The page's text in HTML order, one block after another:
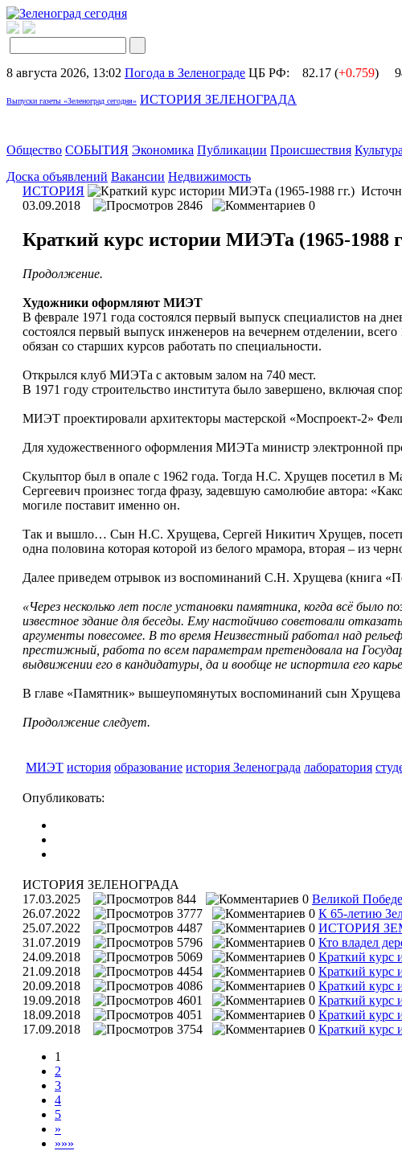
8 августа 2026, 13:02 Погода в Зеленограде ЦБ РФ: 82.17 (+0.759)
Выпуски газеты «Зеленоград сегодня» ИСТОРИЯ ЗЕЛЕНОГРАДА
Общество СОБЫТИЯ Экономика Публикации Происшествия Культура
Доска объявлений Вакансии Недвижимость
ИСТОРИЯ
03.09.2018
2846 0
Краткий курс истории МИЭТа (1965-1988
Продолжение.
Художники оформляют МИЭТ
В феврале 1971 года состоялся первый выпуск специалистов на
состоялся первый выпуск инженеров на вечернем отделении,
обязан со старших курсов работать по специальности.
Открылся клуб МИЭТа с актовым залом на 740 мест.
В 1971 году строительство института было завершено, включая
МИЭТ проектировали архитекторы мастерской «Моспроект-2»
Для художественного оформления МИЭТа министр электронной
Скульптор был в опале с 1962 года. Тогда Н.С. Хрущев посетил в
Сергеевич произнес тогда фразу, задевшую самолюбие автора:
могиле поставит именно он.
Так и вышло… Сын Н.С. Хрущева, Сергей Никитич Хрущев, посетил
одна половина которая которой из белого мрамора, вторая – из
Далее приведем отрывок из воспоминаний С.Н. Хрущева (книга
«Через несколько лет после установки памятника, когда всё было
известное здание для беседы. Ему настойчиво советовали
аргументы повесомее. В то время Неизвестный работал над
престижный, работа по всем параметрам претендовала на
выдвижении его в кандидатуры, да и вообще не испортила его
В главе «Памятник» вышеупомянутых воспоминаний сын Хрущева
Продолжение следует.
МИЭТ история образование история Зеленограда лаборатория
Опубликовать:
ИСТОРИЯ ЗЕЛЕНОГРАДА
17.03.2025
844 0 Великой
26.07.2022
3777 0 К 65-летию
25.07.2022
4487 0 ИСТОРИЯ
31.07.2019
5796 0 Кто владел
24.09.2018
5069 0 Краткий курс
21.09.2018
4454 0 Краткий курс
20.09.2018
4086 0 Краткий курс
19.09.2018
4601 0 Краткий курс
18.09.2018
4051 0 Краткий курс
17.09.2018
3754 0 Краткий курс
1
2
3
4
5
»
»»»